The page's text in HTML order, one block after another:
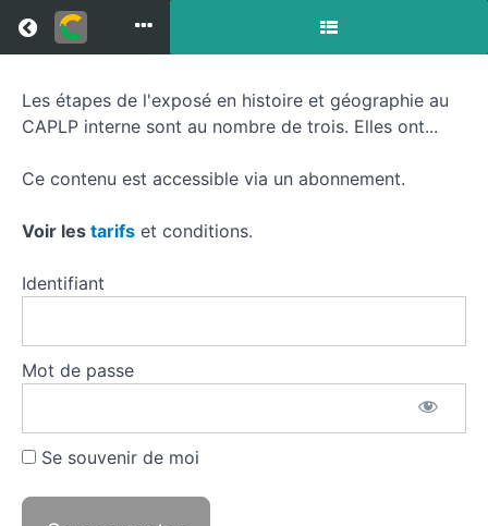
Return to all courses
Étapes
histoire
au
CAPLP
Overview
Les étapes de l'exposé en histoire et géographie au
CAPLP interne sont au nombre de trois. Elles ont...
Ce contenu est accessible via un abonnement.
Voir les tarifs et conditions.
Identifiant
Mot de passe
Se souvenir de moi